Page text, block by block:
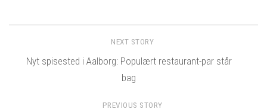
NEXT STORY
Nyt spisested i Aalborg: Populært restaurant-par står
bag
PREVIOUS STORY